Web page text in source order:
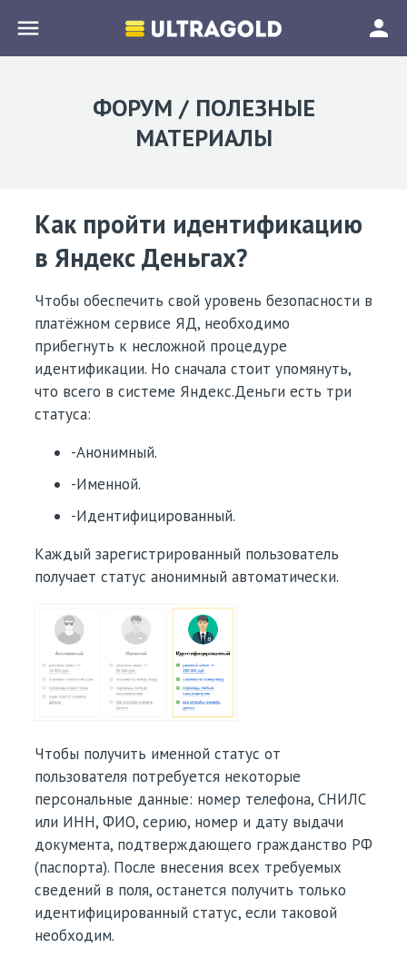
menu person
ФОРУМ / ПОЛЕЗНЫЕ
МАТЕРИАЛЫ
Как пройти идентификацию
в Яндекс Деньгах?
Чтобы обеспечить свой уровень безопасности в
платёжном сервисе ЯД, необходимо
прибегнуть к несложной процедуре
идентификации. Но сначала стоит упомянуть,
что всего в системе Яндекс.Деньги есть три
статуса:
-Анонимный.
-Именной.
-Идентифицированный.
Каждый зарегистрированный пользователь
получает статус анонимный автоматически.
Чтобы получить именной статус от
пользователя потребуется некоторые
персональные данные: номер телефона, СНИЛС
или ИНН, ФИО, серию, номер и дату выдачи
документа, подтверждающего гражданство РФ
(паспорта). После внесения всех требуемых
сведений в поля, останется получить только
идентифицированный статус, если таковой
необходим.